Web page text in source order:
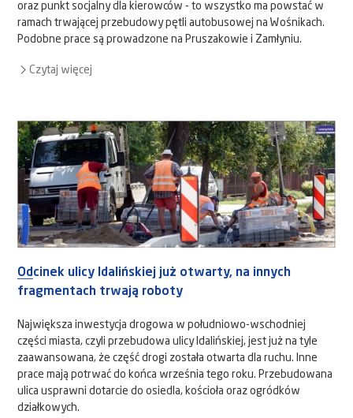
oraz punkt socjalny dla kierowców - to wszystko ma powstać w
ramach trwającej przebudowy pętli autobusowej na Wośnikach.
Podobne prace są prowadzone na Pruszakowie i Zamłyniu.
Czytaj więcej
Odcinek ulicy Idalińskiej już otwarty, na innych
fragmentach trwają roboty
Największa inwestycja drogowa w południowo-wschodniej
części miasta, czyli przebudowa ulicy Idalińskiej, jest już na tyle
zaawansowana, że część drogi została otwarta dla ruchu. Inne
prace mają potrwać do końca września tego roku. Przebudowana
ulica usprawni dotarcie do osiedla, kościoła oraz ogródków
działkowych.